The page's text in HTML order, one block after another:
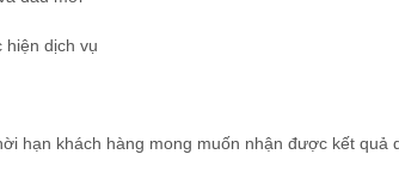
hiện dịch vụ
hạn khách hàng mong muốn nhận được kết quả